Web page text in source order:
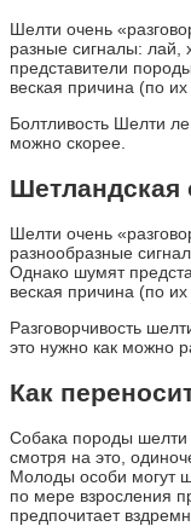
Шелти очень
разные сигналы: лай,
представители
веская причина (по
Болтливость Шелти
можно скорее.
Шетландская
Шелти очень
разнообразные
Однако шумят
веская причина (по
Разговорчивость
это нужно как можно
Как
Собака породы шелти
смотря на это,
Молоды особи могут
по мере взросления
предпочитает